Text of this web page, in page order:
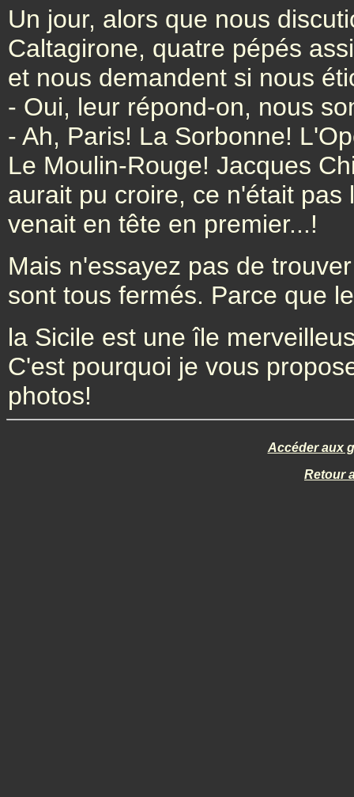
Un jour, alors que nous
Caltagirone, quatre pépés
et nous demandent si nous
- Oui, leur répond-on, nous
- Ah, Paris! La Sorbonne!
Le Moulin-Rouge! Jacques
aurait pu croire, ce n'était
venait en tête en premier...!
Mais n'essayez pas de
sont tous fermés. Parce que
la Sicile est une île
C'est pourquoi je vous
photos!
Accéder aux
Retour